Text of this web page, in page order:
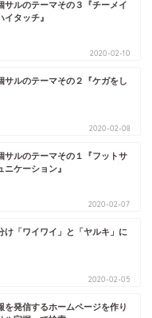
サルのテーマその３『チーメイ
イタッチ』
2020-02-10
サルのテーマその２『ケガをし
2020-02-08
サルのテーマその１『フットサ
ニケーション』
2020-02-07
け「ワイワイ」と「ヤルキ」に
2020-02-05
を発信するホームページを作り